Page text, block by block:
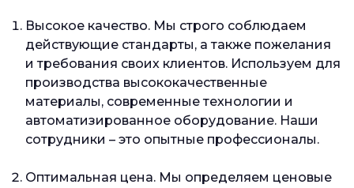
Высокое качество. Мы строго соблюдаем
действующие стандарты, а также пожелания
и требования своих клиентов. Используем для
производства высококачественные
материалы, современные технологии и
автоматизированное оборудование. Наши
сотрудники – это опытные профессионалы.
Оптимальная цена. Мы определяем ценовые